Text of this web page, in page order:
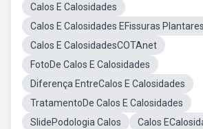
Calos E Calosidades
Calos E Calosidades EFissuras Plantares
Calos E CalosidadesCOTAnet
FotoDe Calos E Calosidades
Diferença EntreCalos E Calosidades
TratamentoDe Calos E Calosidades
SlidePodologia Calos
Calos